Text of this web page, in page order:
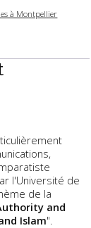
à Montpellier
l'Université de
de la
and
Islam".